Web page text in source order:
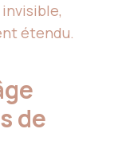
étendu.
de